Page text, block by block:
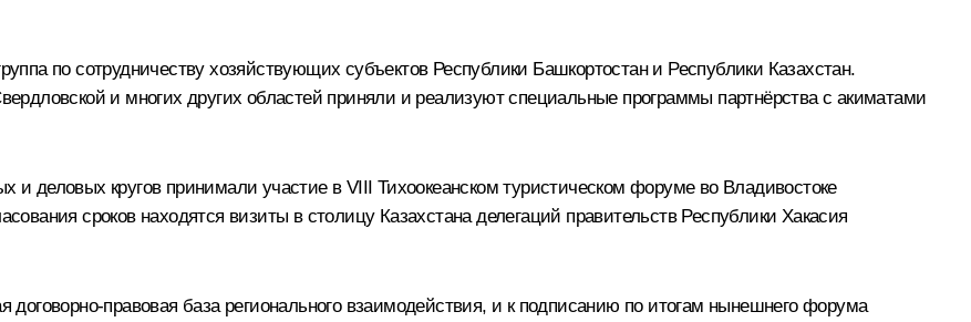
по сотрудничеству хозяйствующих субъектов Республики Башкортостан и Республики Казахстан.
и многих других областей приняли и реализуют специальные программы партнёрства с акиматами
и деловых кругов принимали участие в VIII Тихоокеанском туристическом форуме во Владивостоке
сроков находятся визиты в столицу Казахстана делегаций правительств Республики Хакасия
договорно-правовая база регионального взаимодействия, и к подписанию по итогам нынешнего форума